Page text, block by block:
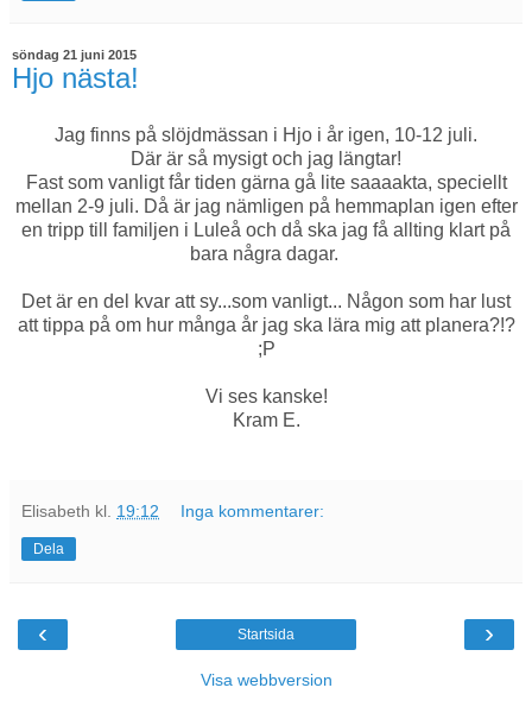
söndag 21 juni 2015
Hjo nästa!
Jag finns på slöjdmässan i Hjo i år igen, 10-12 juli.
Där är så mysigt och jag längtar!
Fast som vanligt får tiden gärna gå lite saaaakta, speciellt
mellan 2-9 juli. Då är jag nämligen på hemmaplan igen efter
en tripp till familjen i Luleå och då ska jag få allting klart på
bara några dagar.
Det är en del kvar att sy...som vanligt... Någon som har lust
att tippa på om hur många år jag ska lära mig att planera?!?
;P
Vi ses kanske!
Kram E.
Elisabeth kl. 19:12 Inga kommentarer:
Dela
‹ ›
Startsida
Visa webbversion